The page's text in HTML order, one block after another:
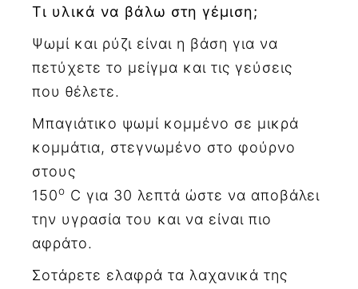
Τι υλικά να βάλω στη γέμιση;
Ψωμί και ρύζι είναι η βάση για να
πετύχετε το μείγμα και τις γεύσεις
που θέλετε.
Μπαγιάτικο ψωμί κομμένο σε μικρά
κομμάτια, στεγνωμένο στο φούρνο
στους
150ο C για 30 λεπτά ώστε να αποβάλει
την υγρασία του και να είναι πιο
αφράτο.
Σοτάρετε ελαφρά τα λαχανικά της